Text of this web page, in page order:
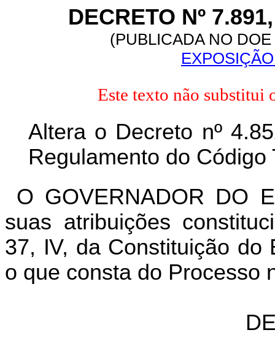
DECRETO Nº
(PUBLICADA NO
Este texto não substitui
Altera o Decreto nº
Regulamento do
O GOVERNADOR DO
suas atribuições
37, IV, da Constituição do
o que consta do Processo